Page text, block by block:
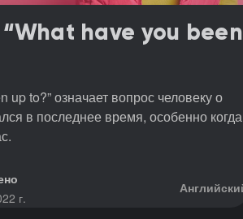
have you been
up to?” означает вопрос человеку о
в последнее время, особенно когда
г.